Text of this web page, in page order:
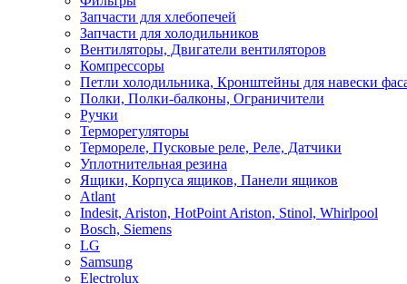
Запчасти для хлебопечей
Запчасти для холодильников
Вентиляторы, Двигатели вентиляторов
Компрессоры
Петли холодильника, Кронштейны для навески
Полки, Полки-балконы, Ограничители
Ручки
Терморегуляторы
Термореле, Пусковые реле, Реле, Датчики
Уплотнительная резина
Ящики, Корпуса ящиков, Панели ящиков
Atlant
Indesit, Ariston, HotPoint Ariston, Stinol, Whirlpool
Bosch, Siemens
LG
Samsung
Electrolux